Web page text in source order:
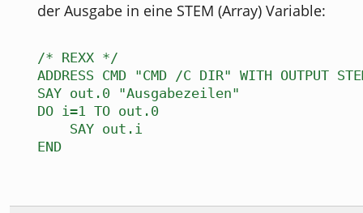
der Ausgabe in eine STEM (Array) Variable:
/* REXX */
ADDRESS CMD "CMD /C DIR" WITH OUTPUT
SAY out.0 "Ausgabezeilen"
DO i=1 TO out.0
SAY out.i
END